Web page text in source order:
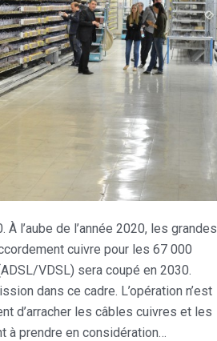
l’aube de l’année 2020, les grandes
cuivre pour les 67 000
VDSL) sera coupé en 2030.
dans ce cadre. L’opération n’est
d’arracher les câbles cuivres et les
à prendre en considération…